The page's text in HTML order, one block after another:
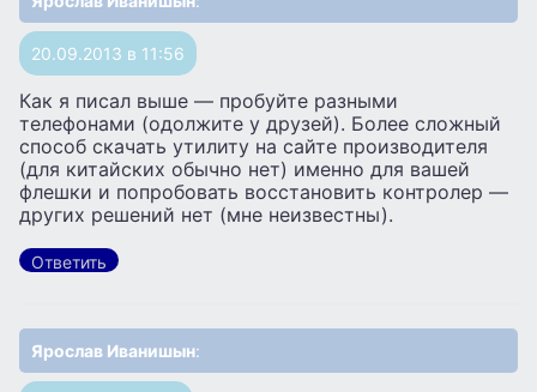
20.09.2013 в 11:56
Как я писал выше — пробуйте разными
телефонами (одолжите у друзей). Более сложный
способ скачать утилиту на сайте производителя
(для китайских обычно нет) именно для вашей
флешки и попробовать восстановить контролер —
других решений нет (мне неизвестны).
Ответить
Ярослав Иванишын: